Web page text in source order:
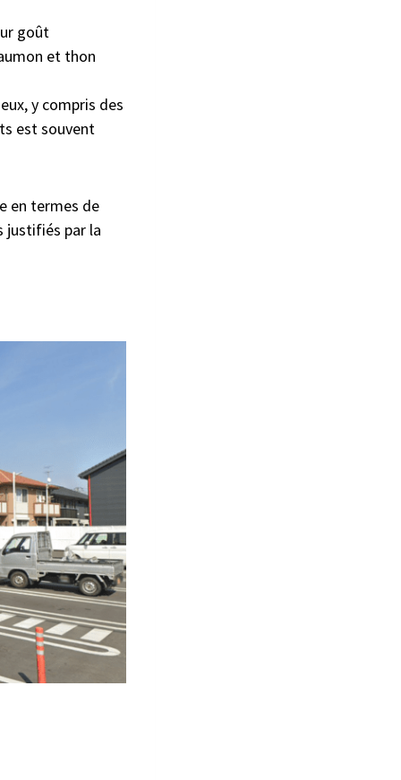
goût
et thon
y compris des
est souvent
en termes de
justifiés par la